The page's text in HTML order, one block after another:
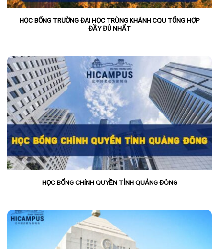
HỌC BỔNG TRƯỜNG ĐẠI HỌC TRÙNG KHÁNH CQU TỔNG HỢP
ĐẦY ĐỦ NHẤT
HỌC BỔNG CHÍNH QUYỀN TỈNH QUẢNG ĐÔNG